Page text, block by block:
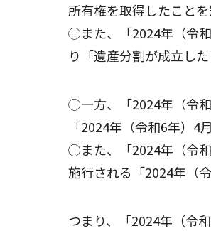
所有権を取得したこと
◯また、「2024年（令
り「遺産分割が成立し
◯一方、「2024年（令
「2024年（令和6年）4
◯また、「2024年（令
施行される「2024年（
つまり、「2024年（令